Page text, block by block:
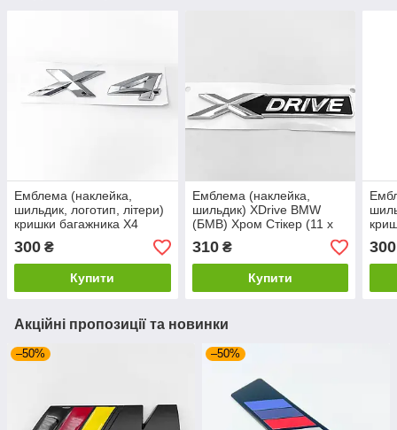
Емблема (наклейка,
шильдик, логотип, літери)
кришки багажника X4
BMW (БМВ) NEW Хром
300 ₴
Купити
Емблема (наклейка,
шильдик) XDrive BMW
(БМВ) Хром Стікер (11 x
1.7 см)
310₴
Купити
300
Акційні пропозиції та новинки
–50% –50%